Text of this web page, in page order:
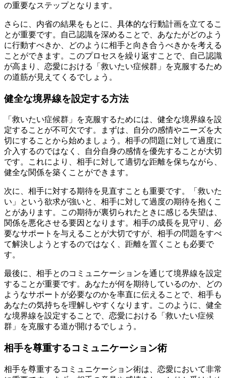
の重要なステップとなります。
さらに、内省の結果をもとに、具体的な行動計画を立てるこ
とが重要です。自己認識を深めることで、あなたがどのよう
に行動すべきか、どのように相手と向き合うべきかを考える
ことができます。このプロセスを繰り返すことで、自己認識
が高まり、恋愛における「救いたい症候群」を克服するため
の道筋が見えてくるでしょう。
健全な境界線を設定する方法
「救いたい症候群」を克服するためには、健全な境界線を設
定することが不可欠です。まずは、自分の感情やニーズを大
切にすることから始めましょう。相手の問題に対して過度に
介入するのではなく、自分自身の感情を優先することが大切
です。これにより、相手に対して適切な距離を保ちながら、
健全な関係を築くことができます。
次に、相手に対する期待を見直すことも重要です。「救いた
い」という欲求が強いと、相手に対して過度の期待を抱くこ
とがあります。この期待が裏切られたときに感じる失望は、
関係を悪化させる要因となります。相手の成長を見守り、必
要なサポートを与えることが大切ですが、相手の問題をすべ
て解決しようとするのではなく、距離を置くことも必要で
す。
最後に、相手とのコミュニケーションを通じて境界線を設定
することが重要です。あなたが何を期待しているのか、どの
ようなサポートが必要なのかを率直に伝えることで、相手も
あなたの気持ちを理解しやすくなります。このように、健全
な境界線を設定することで、恋愛における「救いたい症候
群」を克服する道が開けるでしょう。
相手を尊重するコミュニケーション術
相手を尊重するコミュニケーション術は、恋愛において非常